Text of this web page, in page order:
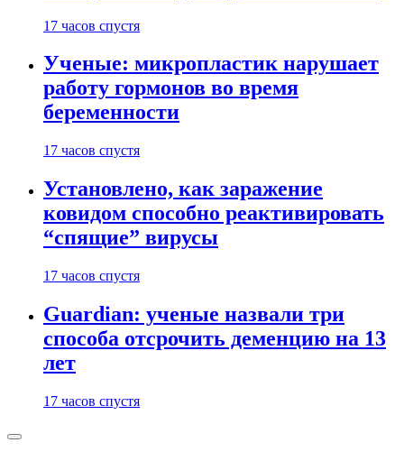
17 часов спустя
Ученые: микропластик нарушает
работу гормонов во время
беременности
17 часов спустя
Установлено, как заражение
ковидом способно реактивировать
“спящие” вирусы
17 часов спустя
Guardian: ученые назвали три
способа отсрочить деменцию на 13
лет
17 часов спустя